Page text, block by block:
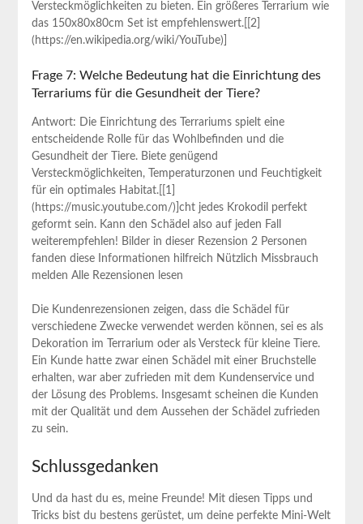
Versteckmöglichkeiten⁢ zu⁤ bieten. Ein größeres Terrarium wie
das 150x80x80cm Set ist empfehlenswert.[[2]
(https://en.wikipedia.org/wiki/YouTube)]
Frage 7: Welche Bedeutung hat die Einrichtung des
Terrariums für‍ die Gesundheit der Tiere?
Antwort: Die​ Einrichtung des ⁣Terrariums⁣ spielt eine
entscheidende Rolle ⁣für das Wohlbefinden und die
Gesundheit der⁣ Tiere. Biete genügend
Versteckmöglichkeiten, Temperaturzonen und Feuchtigkeit
für ein optimales Habitat.[[1]
(https://music.youtube.com/)]⁢cht jedes Krokodil perfekt
geformt sein. Kann den ⁣Schädel also auf jeden‌ Fall
weiterempfehlen! Bilder ⁢in dieser Rezension 2 Personen
fanden diese Informationen hilfreich Nützlich Missbrauch
⁤melden Alle Rezensionen lesen
Die Kundenrezensionen zeigen, ⁤dass ​die Schädel für
verschiedene ‌Zwecke verwendet werden können,⁤ sei es als
Dekoration im Terrarium oder als Versteck für kleine Tiere.‌
Ein Kunde hatte zwar⁢ einen Schädel mit einer Bruchstelle
erhalten, war aber zufrieden ​mit dem⁢ Kundenservice und
der Lösung des⁢ Problems. Insgesamt scheinen ‍die Kunden
mit der Qualität ‌und dem Aussehen der Schädel zufrieden‍
zu sein.
Schlussgedanken
Und da hast du‍ es, meine Freunde! Mit diesen Tipps und
Tricks ⁣bist du bestens gerüstet, um deine ​perfekte Mini-Welt